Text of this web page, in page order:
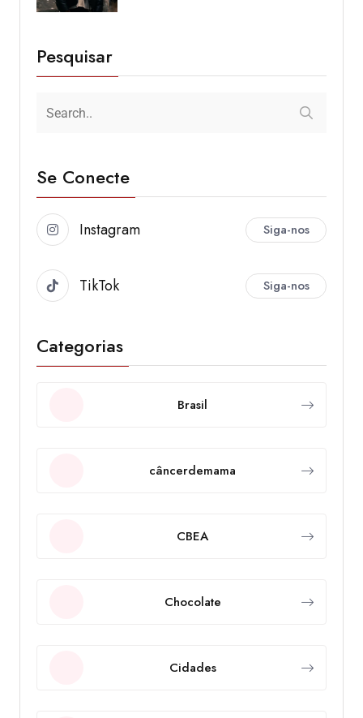
Pesquisar
Se Conecte
Instagram Siga-nos
TikTok Siga-nos
Categorias
Brasil
câncerdemama
CBEA
Chocolate
Cidades